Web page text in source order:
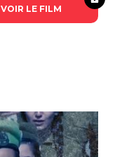
VOIR LE FILM